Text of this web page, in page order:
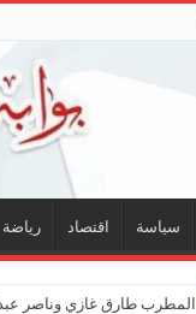
سياسة اقتصاد رياضة
المطرب طارق غازي وناصر